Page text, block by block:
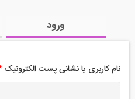
ورود
نام کاربری یا نشانی پست الکترونیک